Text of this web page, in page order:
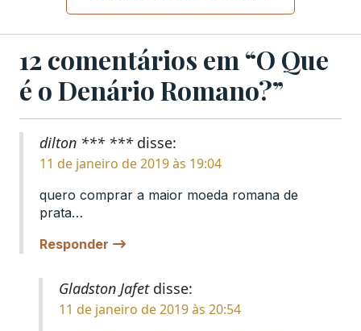
12 comentários em “O Que
é o Denário Romano?”
dilton *** *** disse:
11 de janeiro de 2019 às 19:04
quero comprar a maior moeda romana de
prata…
Responder
Gladston Jafet disse:
11 de janeiro de 2019 às 20:54